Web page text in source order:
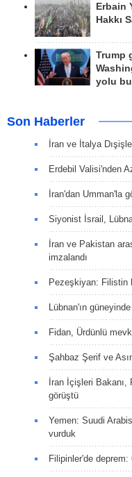
Erbain
Hakkı
Trump
yolu
Son Haberler
İran ve İtalya
Erdebil Valisi'nden
İran'dan Umman'la
Siyonist İsrail,
İran ve Pakistan
imzalandı
Pezeşkiyan: Filistin
Lübnan'ın
Fidan, Ürdünlü
Şahbaz Şerif ve
İran İçişleri Bakanı,
görüştü
Yemen: Suudi
vurduk
Filipinler'de deprem: